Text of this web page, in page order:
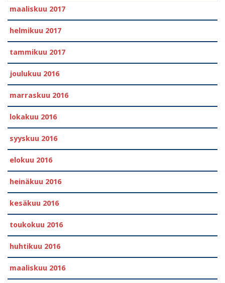
maaliskuu 2017
helmikuu 2017
tammikuu 2017
joulukuu 2016
marraskuu 2016
lokakuu 2016
syyskuu 2016
elokuu 2016
heinäkuu 2016
kesäkuu 2016
toukokuu 2016
huhtikuu 2016
maaliskuu 2016